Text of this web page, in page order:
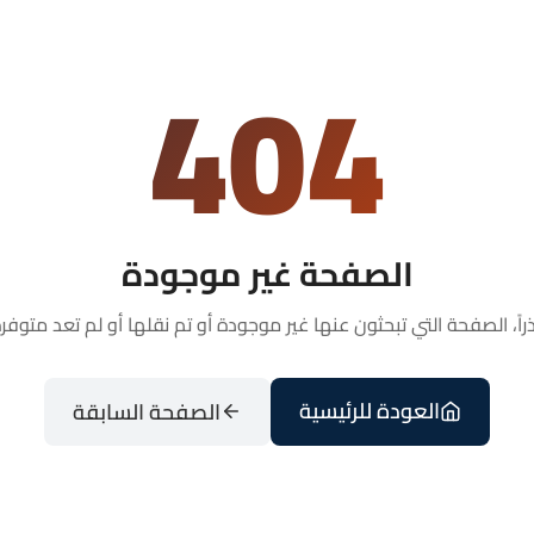
404
الصفحة غير موجودة
الصفحة التي تبحثون عنها غير موجودة أو تم نقلها أو لم تعد
العودة للرئيسية الصفحة السابقة